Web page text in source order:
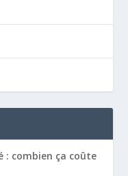
: combien ça coûte